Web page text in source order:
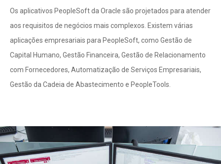
Os aplicativos PeopleSoft da Oracle são projetados para atender
aos requisitos de negócios mais complexos. Existem várias
aplicações empresariais para PeopleSoft, como Gestão de
Capital Humano, Gestão Financeira, Gestão de Relacionamento
com Fornecedores, Automatização de Serviços Empresariais,
Gestão da Cadeia de Abastecimento e PeopleTools.